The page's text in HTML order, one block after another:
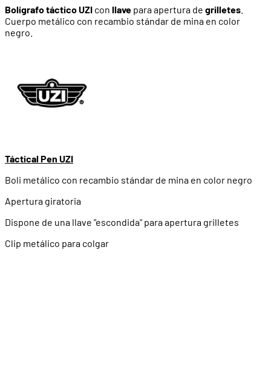
Bolígrafo táctico UZI con llave para apertura de grilletes
Cuerpo metálico con recambio stándar de mina en color
negro.
Táctical Pen UZI
Boli metálico con recambio stándar de mina en color negro
Apertura giratoria
Dispone de una llave "escondida" para apertura grilletes
Clip metálico para colgar